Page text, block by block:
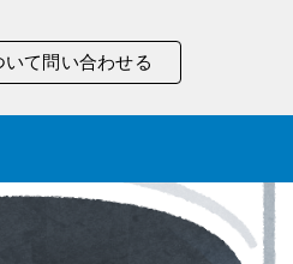
Skip to navigation
て問い合わせる